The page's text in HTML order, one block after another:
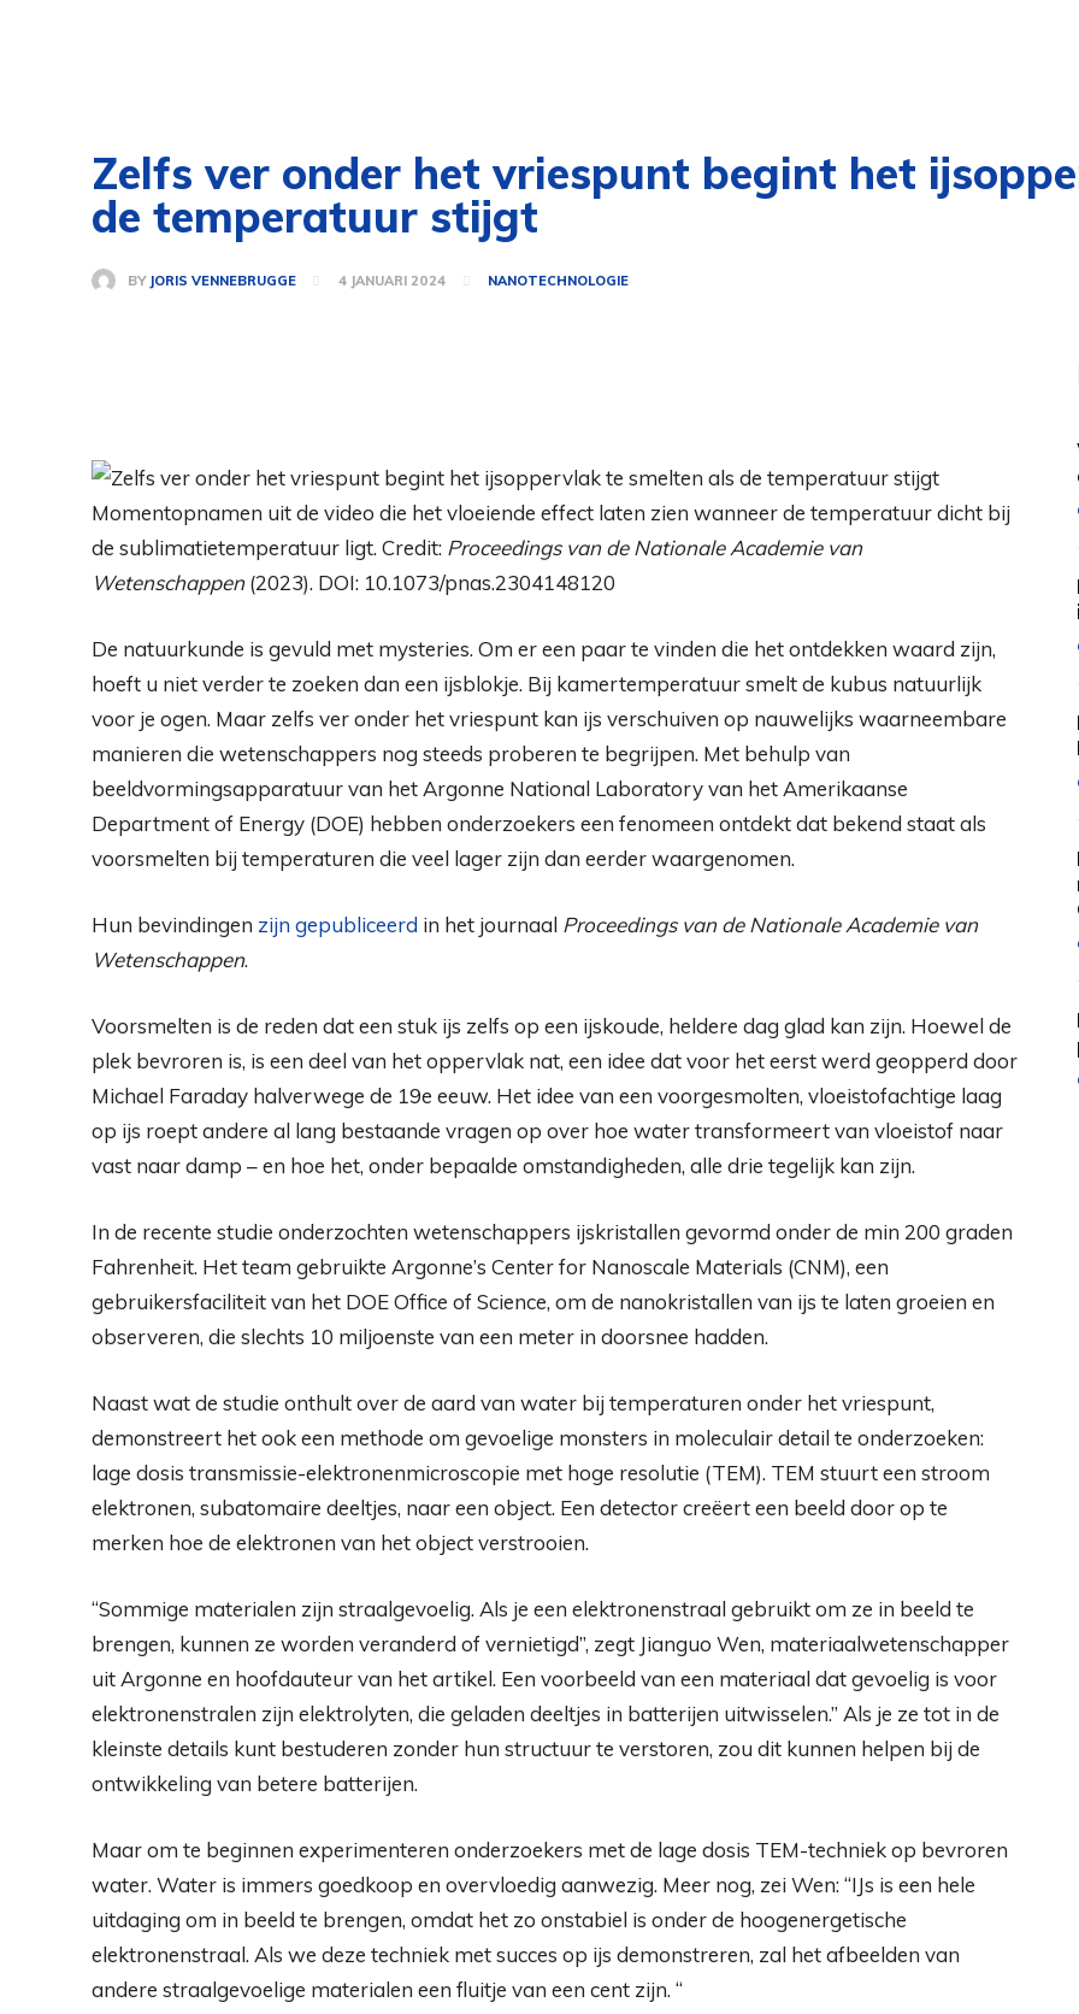
Zelfs ver onder het vriespunt begint het
de temperatuur stijgt
BY JORIS VENNEBRUGGE 4 JANUARI 2024 NANOTECHNOLOGIE
Momentopnamen uit de video die het vloeiende effect laten zien wanneer de temperatuur dicht bij
de sublimatietemperatuur ligt. Credit: Proceedings van de Nationale Academie van
Wetenschappen(2023). DOI: 10.1073/pnas.2304148120
De natuurkunde is gevuld met mysteries. Om er een paar te vinden die het ontdekken waard zijn,
hoeft u niet verder te zoeken dan een ijsblokje. Bij kamertemperatuur smelt de kubus natuurlijk
voor je ogen. Maar zelfs ver onder het vriespunt kan ijs verschuiven op nauwelijks waarneembare
manieren die wetenschappers nog steeds proberen te begrijpen. Met behulp van
beeldvormingsapparatuur van het Argonne National Laboratory van het Amerikaanse
Department of Energy (DOE) hebben onderzoekers een fenomeen ontdekt dat bekend staat als
voorsmelten bij temperaturen die veel lager zijn dan eerder waargenomen.
Hun bevindingen zijn gepubliceerd in het journaal Proceedings van de Nationale Academie van
Wetenschappen.
Voorsmelten is de reden dat een stuk ijs zelfs op een ijskoude, heldere dag glad kan zijn. Hoewel de
plek bevroren is, is een deel van het oppervlak nat, een idee dat voor het eerst werd geopperd door
Michael Faraday halverwege de 19e eeuw. Het idee van een voorgesmolten, vloeistofachtige laag
op ijs roept andere al lang bestaande vragen op over hoe water transformeert van vloeistof naar
vast naar damp – en hoe het, onder bepaalde omstandigheden, alle drie tegelijk kan zijn.
In de recente studie onderzochten wetenschappers ijskristallen gevormd onder de min 200 graden
Fahrenheit. Het team gebruikte Argonne’s Center for Nanoscale Materials (CNM), een
gebruikersfaciliteit van het DOE Office of Science, om de nanokristallen van ijs te laten groeien en
observeren, die slechts 10 miljoenste van een meter in doorsnee hadden.
Naast wat de studie onthult over de aard van water bij temperaturen onder het vriespunt,
demonstreert het ook een methode om gevoelige monsters in moleculair detail te onderzoeken:
lage dosis transmissie-elektronenmicroscopie met hoge resolutie (TEM). TEM stuurt een stroom
elektronen, subatomaire deeltjes, naar een object. Een detector creëert een beeld door op te
merken hoe de elektronen van het object verstrooien.
“Sommige materialen zijn straalgevoelig. Als je een elektronenstraal gebruikt om ze in beeld te
brengen, kunnen ze worden veranderd of vernietigd”, zegt Jianguo Wen, materiaalwetenschapper
uit Argonne en hoofdauteur van het artikel. Een voorbeeld van een materiaal dat gevoelig is voor
elektronenstralen zijn elektrolyten, die geladen deeltjes in batterijen uitwisselen.” Als je ze tot in de
kleinste details kunt bestuderen zonder hun structuur te verstoren, zou dit kunnen helpen bij de
ontwikkeling van betere batterijen.
Maar om te beginnen experimenteren onderzoekers met de lage dosis TEM-techniek op bevroren
water. Water is immers goedkoop en overvloedig aanwezig. Meer nog, zei Wen: “IJs is een hele
uitdaging om in beeld te brengen, omdat het zo onstabiel is onder de hoogenergetische
elektronenstraal. Als we deze techniek met succes op ijs demonstreren, zal het afbeelden van
andere straalgevoelige materialen een fluitje van een cent zijn. “